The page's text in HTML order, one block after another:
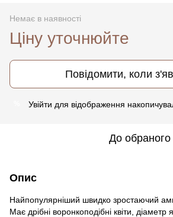
Немає в наявності
Ціну уточнюйте
Повідомити, коли
Увійти для відображення
До обраного
Опис
Найпопулярніший швидко зростаючий
Має дрібні воронкоподібні квіти, діаметр